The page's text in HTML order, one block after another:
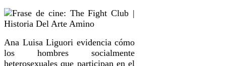
Ana Luisa Liguori evidencia cómo
los hombres socialmente
heterosexuales que participan en el